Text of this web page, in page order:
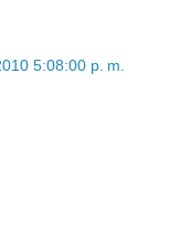
5:08:00 p. m.